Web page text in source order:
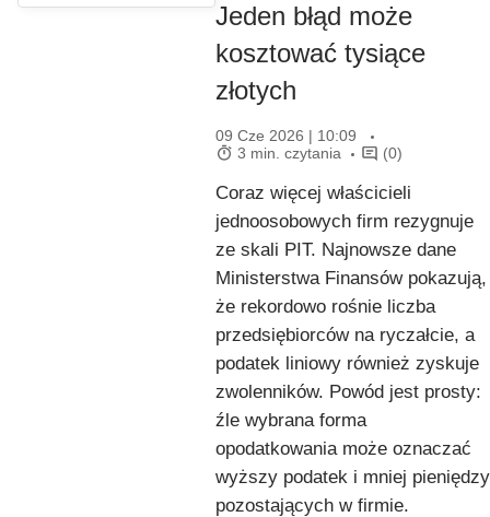
Jeden błąd może
kosztować tysiące
złotych
09 Cze 2026 | 10:09
3 min. czytania
(0)
Coraz więcej właścicieli
jednoosobowych firm rezygnuje
ze skali PIT. Najnowsze dane
Ministerstwa Finansów pokazują,
że rekordowo rośnie liczba
przedsiębiorców na ryczałcie, a
podatek liniowy również zyskuje
zwolenników. Powód jest prosty:
źle wybrana forma
opodatkowania może oznaczać
wyższy podatek i mniej pieniędzy
pozostających w firmie.